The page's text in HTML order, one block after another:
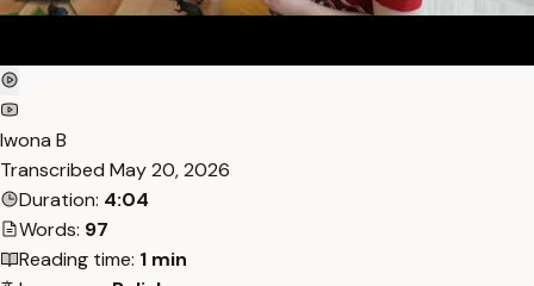
Iwona B
Transcribed May 20, 2026
Duration: 4:04
Words: 97
Reading time: 1 min